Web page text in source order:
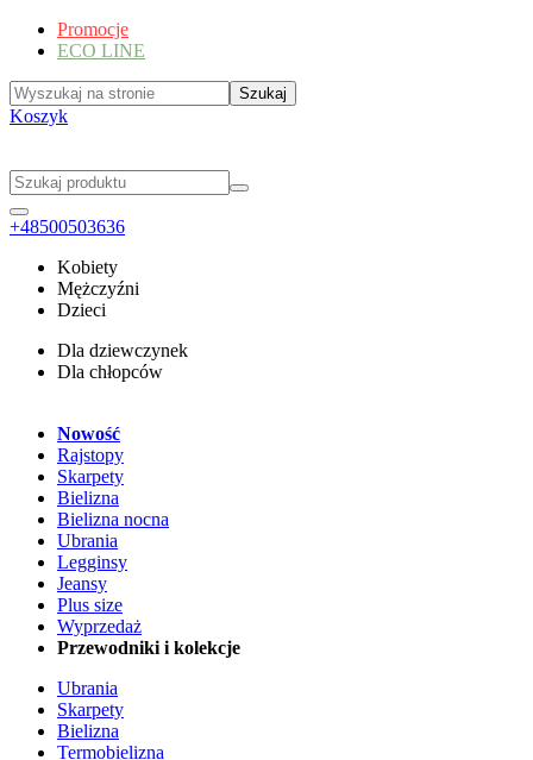
Promocje
ECO LINE
Koszyk
+48500503636
Kobiety
Mężczyźni
Dzieci
Dla dziewczynek
Dla chłopców
Nowość
Rajstopy
Skarpety
Bielizna
Bielizna nocna
Ubrania
Legginsy
Jeansy
Plus size
Wyprzedaż
Przewodniki i kolekcje
Ubrania
Skarpety
Bielizna
Termobielizna